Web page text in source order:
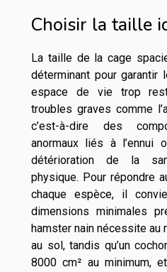
Choisir la taille
La taille de la cage
déterminant pour garantir
espace de vie trop
troubles graves comme
c’est-à-dire des
anormaux liés à l’ennui
détérioration de la
physique. Pour répondre
chaque espèce, il
dimensions minimales
hamster nain nécessite au
au sol, tandis qu’un
8000 cm² au minimum,